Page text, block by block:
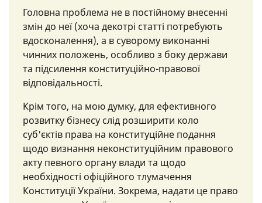
Головна проблема не в постійному внесенні
змін до неї (хоча декотрі статті потребують
вдосконалення), а в суворому виконанні
чинних положень, особливо з боку держави
та підсилення конституційно-правової
відповідальності.
Крім того, на мою думку, для ефективного
розвитку бізнесу слід розширити коло
суб'єктів права на конституційне подання
щодо визнання неконституційним правового
акту певного органу влади та щодо
необхідності офіційного тлумачення
Конституції України. Зокрема, надати це право